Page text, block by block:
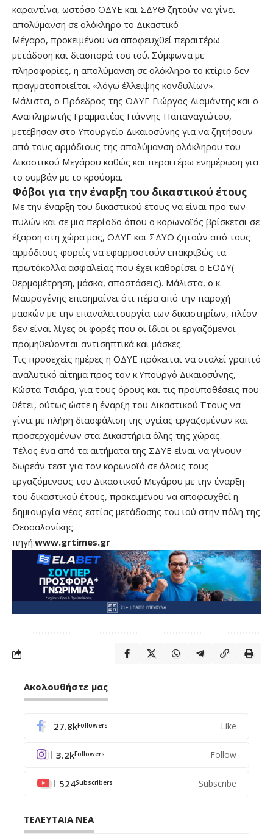
καραντίνα, ωστόσο ΟΔΥΕ και ΣΔΥΘ ζητούν να γίνει
απολύμανση σε ολόκληρο το Δικαστικό
Μέγαρο, προκειμένου να αποφευχθεί περαιτέρω
μετάδοση και διασπορά του ιού. Σύμφωνα με
πληροφορίες, η απολύμανση σε ολόκληρο το κτίριο δεν
πραγματοποιείται «λόγω έλλειψης κονδυλίων».
Μάλιστα, ο Πρόεδρος της ΟΔΥΕ Γιώργος Διαμάντης και ο
Αναπληρωτής Γραμματέας Γιάννης Παπαναγιώτου,
μετέβησαν στο Υπουργείο Δικαιοσύνης για να ζητήσουν
από τους αρμόδιους της απολύμανση ολόκληρου του
Δικαστικού Μεγάρου καθώς και περαιτέρω ενημέρωση για
το συμβάν με το κρούσμα.
Φόβοι για την έναρξη του δικαστικού έτους
Με την έναρξη του δικαστικού έτους να είναι προ των
πυλών και σε μια περίοδο όπου ο κορωνοϊός βρίσκεται σε
έξαρση στη χώρα μας, ΟΔΥΕ και ΣΔΥΘ ζητούν από τους
αρμόδιους φορείς να εφαρμοστούν επακριβώς τα
πρωτόκολλα ασφαλείας που έχει καθορίσει ο ΕΟΔΥ(
θερμομέτρηση, μάσκα, αποστάσεις). Μάλιστα, ο κ.
Μαυρογένης επισημαίνει ότι πέρα από την παροχή
μασκών με την επαναλειτουργία των δικαστηρίων, πλέον
δεν είναι λίγες οι φορές που οι ίδιοι οι εργαζόμενοι
προμηθεύονται αντισηπτικά και μάσκες.
Τις προσεχείς ημέρες η ΟΔΥΕ πρόκειται να σταλεί γραπτό
αναλυτικό αίτημα προς τον κ.Υπουργό Δικαιοσύνης,
Κώστα Τσιάρα, για τους όρους και τις προϋποθέσεις που
θέτει, ούτως ώστε η έναρξη του Δικαστικού Έτους να
γίνει με πλήρη διασφάλιση της υγείας εργαζομένων και
προσερχομένων στα Δικαστήρια όλης της χώρας.
Τέλος ένα από τα αιτήματα της ΣΔΥΕ είναι να γίνουν
δωρεάν τεστ για τον κορωνοϊό σε όλους τους
εργαζόμενους του Δικαστικού Μεγάρου με την έναρξη
του δικαστικού έτους, προκειμένου να αποφευχθεί η
δημιουργία νέας εστίας μετάδοσης του ιού στην πόλη της
Θεσσαλονίκης.
πηγή:www.grtimes.gr
Ακολουθήστε μας
27.8kFollowers Like
3.2kFollowers Follow
524Subscribers Subscribe
ΤΕΛΕΥΤΑΙΑ ΝΕΑ